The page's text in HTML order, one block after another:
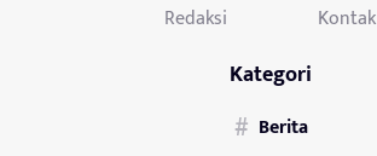
Redaksi
Kontak
Kategori
Berita